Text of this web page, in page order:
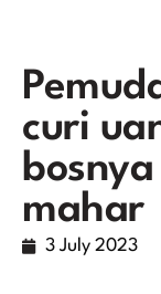
curi
mahar
3 July 2023